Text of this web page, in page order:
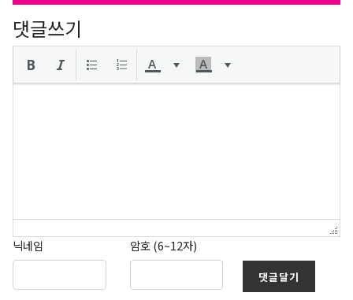
댓글쓰기
닉네임 암호 (6~12자)
댓글달기